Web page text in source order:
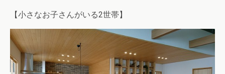
【小さなお子さんがいる2世帯】